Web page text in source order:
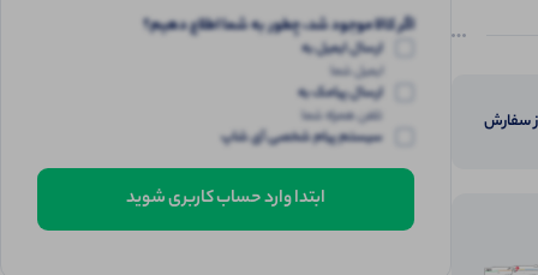
سفارش
اگر کالا موجود شد، چطور به شما اطلاع دهیم؟
ارسال ایمیل به
ایمیل شما
ارسال پیامک به
تلفن همراه شما
سیستم پیام شخصی آی شاپ
ابتدا وارد حساب کاربری شوید